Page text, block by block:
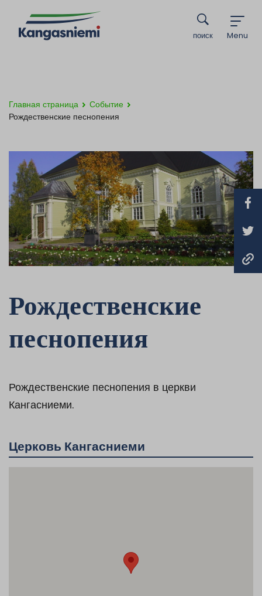
Menu
поиск
Главная страница
Событие
Рождественские песнопения
Рождественские
песнопения
Рождественские песнопения в церкви
Кангасниеми.
Церковь Кангасниеми